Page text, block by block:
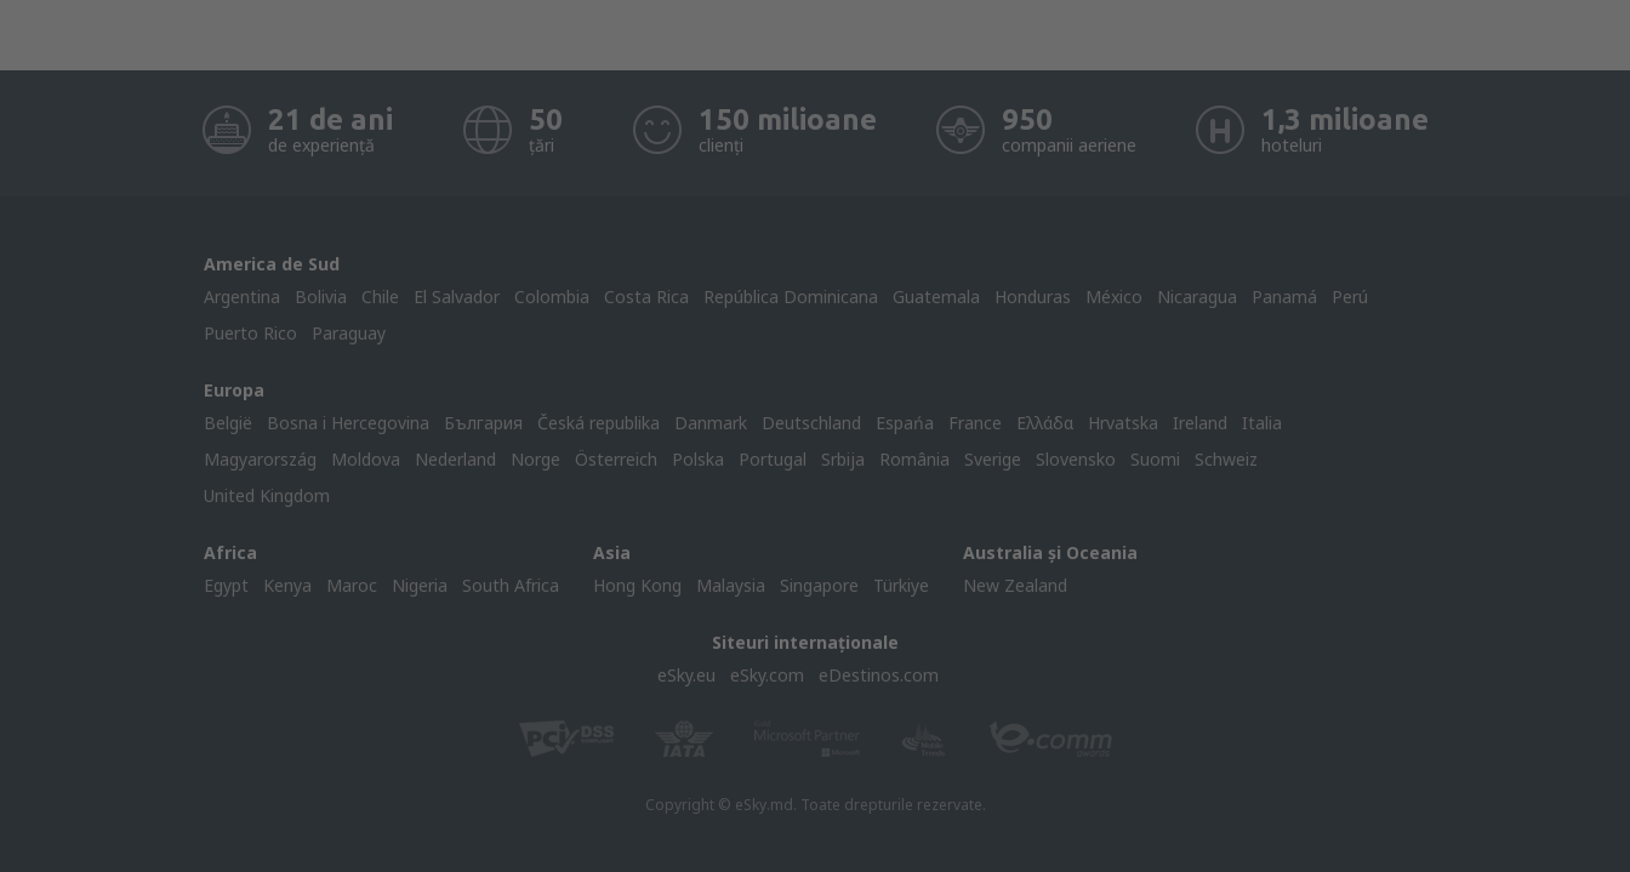
21 de ani
de experiență
50
țări
150 milioane
clienți
950
companii aeriene
1,3 milioane
hoteluri
America de Sud
Argentina
Bolivia Chile El Salvador Colombia Costa Rica República Dominicana Guatemala Honduras México Nicaragua Panamá
Perú
Puerto Rico
Paraguay
Europa
België
Bosna i Hercegovina България Česká republika Danmark Deutschland Espańa France Ελλάδα Hrvatska Ireland
Italia
Magyarország
Moldova Nederland Norge Österreich Polska Portugal Srbija România Sverige Slovensko Suomi
Schweiz
United Kingdom
Africa
Egypt
Kenya Maroc Nigeria South Africa
Asia
Hong Kong
Malaysia Singapore Türkiye
Australia și Oceania
New Zealand
Siteuri internaționale
eSky.eu
eSky.com eDestinos.com
Copyright © eSky.md. Toate drepturile rezervate.